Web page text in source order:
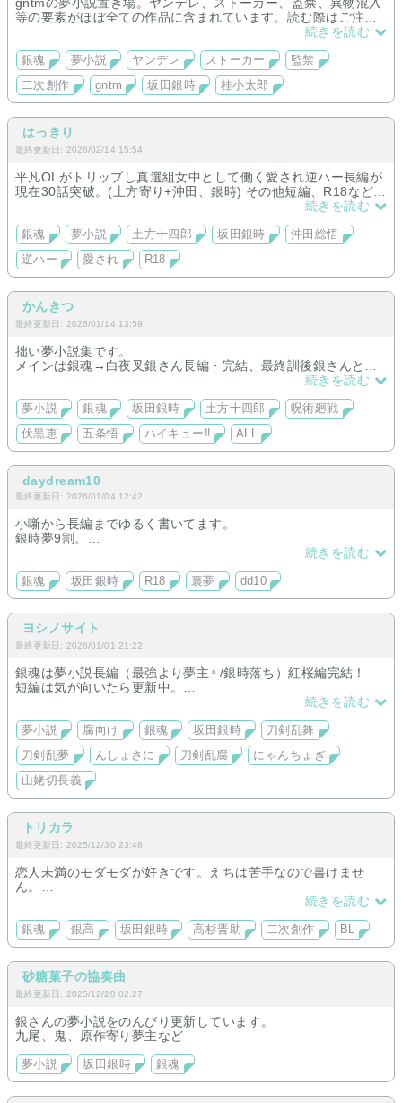
等の要素がほぼ全ての作品に含まれています。読む際はご注意
続きを読む
銀魂 夢小説 ヤンデレ ストーカー
監禁
二次創作
gntm 坂田銀時 桂小太郎
はっきり
最終更新日: 2026/02/14 15:54
平凡OLがトリップし真選組女中として働く愛され逆ハー長編が
現在30話突破。(土方寄り+沖田、銀時) その他短編、R18など取
続きを読む
銀魂 夢小説 土方十四郎 坂田銀時
沖田総悟
逆ハー
愛され R18
かんきつ
最終更新日: 2026/01/14 13:59
拙い夢小説集です。
メインは銀魂→白夜叉銀さん長編・完結、最終訓後銀さんとほ
HQ→スガさん原作沿い、日向くん短編・完結、一話完結ALL
（二口くん国見くん）
続きを読む
夢小説 銀魂 坂田銀時 土方十四郎
呪術廻戦
伏黒恵
五条悟 ハイキュー‼︎ ALL
daydream10
最終更新日: 2026/01/04 12:42
小噺から長編までゆるく書いてます。
銀時夢9割。
続きを読む
銀魂 坂田銀時 R18 裏夢 dd10
ヨシノサイト
最終更新日: 2026/01/01 21:22
銀魂は夢小説長編（最強より夢主♀/銀時落ち）紅桜編完結！
短編は気が向いたら更新中。
刀剣乱舞は中編CP無し、廃棄された本丸に赴く話をそれぞれ更
他：んしょさに、not刀さに話、にゃんちょぎ
続きを読む
夢小説 腐向け 銀魂 坂田銀時
刀剣乱舞
刀剣乱夢
んしょさに 刀剣乱腐
にゃんちょぎ
山姥切長義
トリカラ
最終更新日: 2025/12/30 23:48
恋人未満のモダモダが好きです。えちは苦手なので書けませ
ん。
続きを読む
銀魂 銀高 坂田銀時 高杉晋助 二次創作 BL
砂糖菓子の協奏曲
最終更新日: 2025/12/20 02:27
銀さんの夢小説をのんびり更新しています。
九尾、鬼、原作寄り夢主など
夢小説 坂田銀時 銀魂